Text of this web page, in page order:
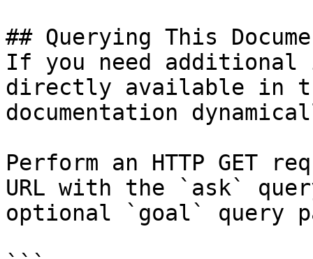
## Querying This
If you need
directly available in
documentation
Perform an HTTP GET
URL with the `ask`
optional `goal` query